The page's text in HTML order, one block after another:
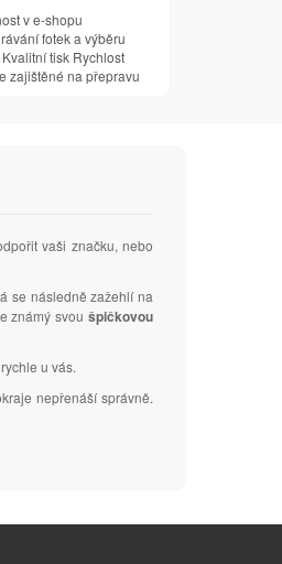
v e-shopu
fotek a výběru
tisk Rychlost
zajištěné na přepravu
vaši značku, nebo
se následně zažehlí na
známý svou špičkovou
u vás.
nepřenáší správně.